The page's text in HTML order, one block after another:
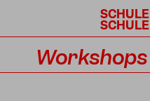
SCHULE
SCHULE
Workshops